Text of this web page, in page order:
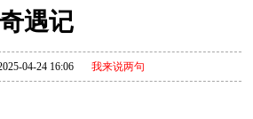
遇记
04-24 16:06 我来说两句